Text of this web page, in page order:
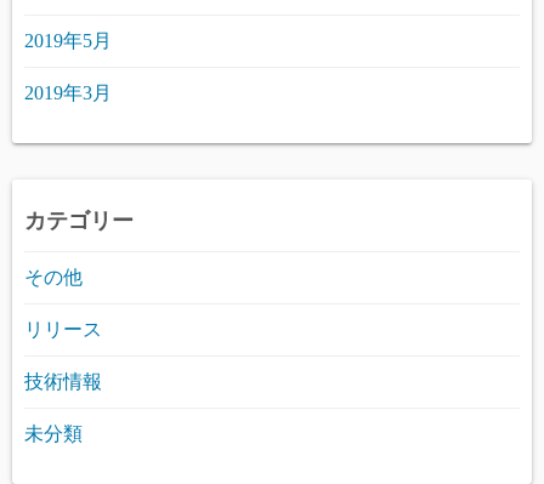
2019年5月
2019年3月
カテゴリー
その他
リリース
技術情報
未分類